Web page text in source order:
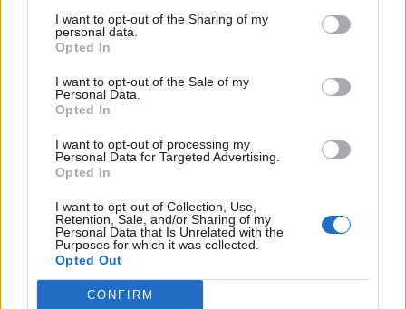
I want to opt-out of the Sharing of my
personal data.
Opted In
I want to opt-out of the Sale of my
Personal Data.
Opted In
I want to opt-out of processing my
Personal Data for Targeted Advertising.
Opted In
I want to opt-out of Collection, Use,
Retention, Sale, and/or Sharing of my
Personal Data that Is Unrelated with the
Purposes for which it was collected.
Opted Out
CONFIRM
Κατηγορία Πολιτικά 09 Σεπ 2025